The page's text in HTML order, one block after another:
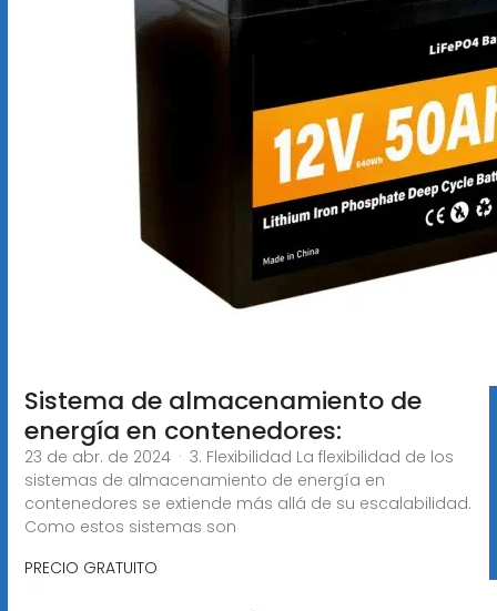
Sistema de almacenamiento de
energía en contenedores:
23 de abr. de 2024 · 3. Flexibilidad La flexibilidad de los
sistemas de almacenamiento de energía en
contenedores se extiende más allá de su escalabilidad.
Como estos sistemas son
PRECIO GRATUITO